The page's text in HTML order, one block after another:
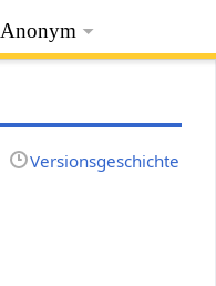
Anonym
Versionsgeschichte